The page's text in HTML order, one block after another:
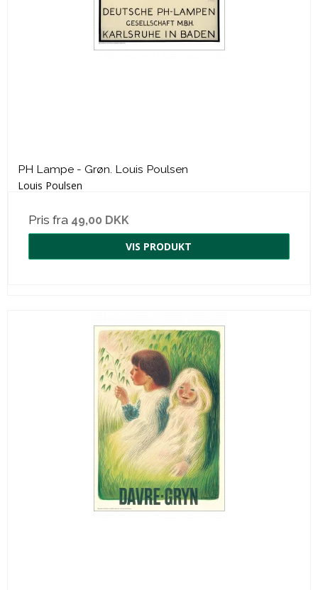
PH Lampe - Grøn. Louis Poulsen
Louis Poulsen
Pris fra 49,00 DKK
VIS PRODUKT